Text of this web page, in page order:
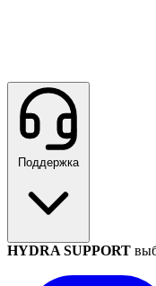
Поддержка
HYDRA SUPPORT